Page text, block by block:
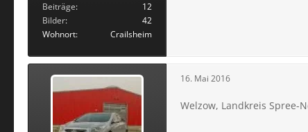
Beiträge
12
Bilder
42
Wohnort
Crailsheim
16. Mai 2016
Welzow, Landkreis Spree-